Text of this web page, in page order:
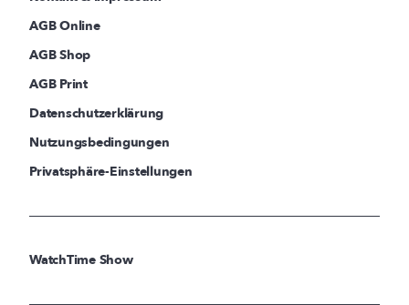
AGB Online
AGB Shop
AGB Print
Datenschutzerklärung
Nutzungsbedingungen
Privatsphäre-Einstellungen
WatchTime Show